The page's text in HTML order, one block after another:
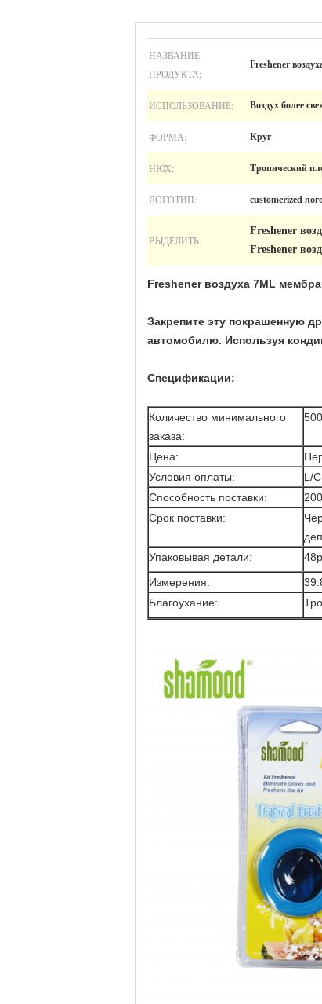
НАЗВАНИЕ
ПРОДУКТА:
Freshener
ИСПОЛЬЗОВАНИЕ: Воздух более
ФОРМА: Круг
НЮХ: Тропический
ЛОГОТИП: customerized
ВЫДЕЛИТЬ:
Freshener
Freshener
Freshener воздуха 7ML
Закрепите эту покрашенную
автомобилю. Используя
Спецификации:
Количество минимального
заказа:
Цена:
Условия оплаты:
L/
Способность поставки:
Срок поставки:
Упаковывая детали:
Измерения:
Благоухание: